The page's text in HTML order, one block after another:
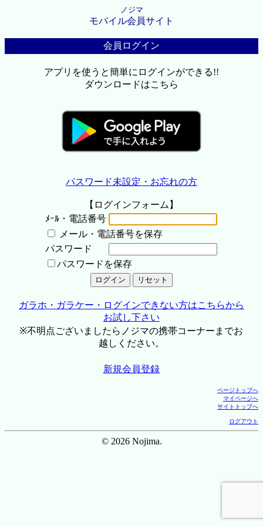
ノジマ
モバイル会員サイト
会員ログイン
アプリを使うと簡単にログインができる!!
ダウンロードはこちら
パスワード未設定・お忘れの方
【ログインフォーム】
ﾒｰﾙ・電話番号
メール・電話番号を保存
パスワード
パスワードを保存
ガラホ・ガラケー・ログインできない方はこちらから
お試し下さい
※不明点ございましたらノジマの携帯コーナーまでお
越しください。
新規会員登録
ページトップへ
マイページへ
サイトトップへ
ログアウト
© 2026 Nojima.